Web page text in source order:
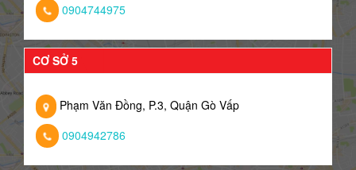
0904744975
CƠ SỞ 5
Phạm Văn Đồng, P.3, Quận Gò Vấp
0904942786